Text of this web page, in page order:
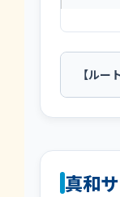
【ル
真和